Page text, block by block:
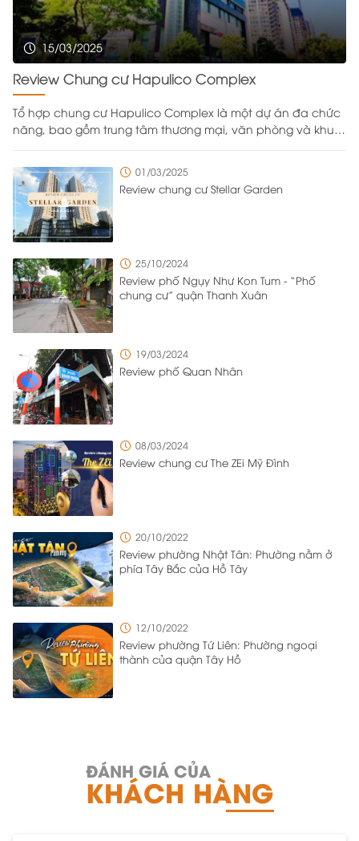
15/03/2025
Review Chung cư Hapulico Complex
Tổ hợp chung cư Hapulico Complex là một dự án đa chức
năng, bao gồm trung tâm thương mại, văn phòng và khu
chủ đầu tư. Nằm ở vị trí đắc địa với bốn mặt giáp các
tuyến đường Nguyễn Huy Tưởng, Lê Văn Thiêm, Vũ Trọng
Phụng và Ngụy Như Kon Tum, dự án được bố trí tới 8 cổng
ra vào từ nhiều hướng khác nhau để đảm bảo việc di
chuyển ra vào trong khu đô thị diễn ra thuận tiện và có trật
tự. Với mật độ cư dân sinh sống và làm việc cao, chủ đầu
tư đã triển khai nhiều giải pháp quản lý tổng thể để quản
lý một cách hiệu quả và vẫn đảm bảo sự thuận tiện cho
cư dân sinh sống tại đây.
01/03/2025
Review chung cư Stellar Garden
25/10/2024
Review phố Ngụy Như Kon Tum - “Phố
chung cư” quận Thanh Xuân
19/03/2024
Review phố Quan Nhân
08/03/2024
Review chung cư The ZEi Mỹ Đình
20/10/2022
Review phường Nhật Tân: Phường nằm ở
phía Tây Bắc của Hồ Tây
12/10/2022
Review phường Tứ Liên: Phường ngoại
thành của quận Tây Hồ
ĐÁNH GIÁ CỦA
KHÁCH HÀNG